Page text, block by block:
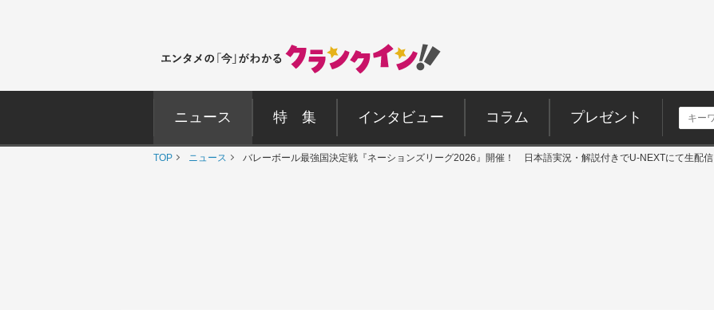
ニュース 特 集 インタビュー コラム プレゼント
TOP ニュース バレーボール最強国決定戦『ネーションズリーグ2026』開催！ 日本語実況・解説付きでU-NEXTにて生配信